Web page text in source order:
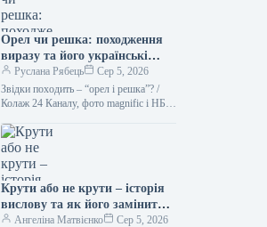
Орел чи решка: походження
виразу та його українські
синоніми Походження вислову
“орел чи решка” тісно
пов’язане з давньою
для прийняття рішення. На
одній стороні монети, як
правило, зображували орла, а
на іншій – герб держави або
інший символ. Таким чином,
“орел” і “решка” стали
Руслана Рябець
Сер 5, 2026
Звідки походить – “орел і решка”? /
Колаж 24 Каналу, фото magnific і НБУ
зробити…
Крути або не крути – історія
вислову та як його замінити
українською
Ангеліна Матвієнко
Сер 5, 2026